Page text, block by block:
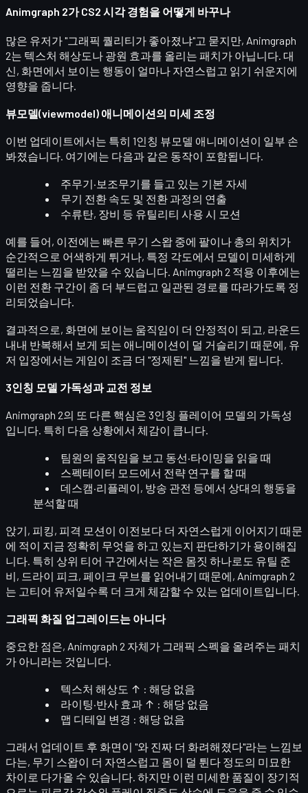
Animgraph 2가 CS2 시각 경험을 어떻게 바꾸나
많은 유저가 "그래픽 퀄리티가 좋아졌냐"고 묻지만, Animgraph
2는 텍스처 해상도나 광원 효과를 올리는 패치가 아닙니다. 대
신, 화면에서 보이는 행동이 얼마나 자연스럽고 읽기 쉬운지에
영향을 줍니다.
뷰모델(viewmodel) 애니메이션의 미세 조정
이번 업데이트에서는 특히 1인칭 뷰모델 애니메이션이 일부 손
봐졌습니다. 여기에는 다음과 같은 동작이 포함됩니다.
주무기·보조무기를 들고 있는 기본 자세
무기 전환 속도 및 전환 과정의 연출
수류탄, 장비 등 유틸리티 사용 시 모션
예를 들어, 이전에는 빠른 무기 스왑 중에 팔이나 총의 위치가
순간적으로 어색하게 튀거나, 특정 각도에서 모델이 미세하게
떨리는 느낌을 받았을 수 있습니다. Animgraph 2 적용 이후에는
이런 전환 구간이 좀 더 부드럽고 일관된 경로를 따라가도록 정
리되었습니다.
결과적으로, 화면에 보이는 움직임이 더 안정적이 되고, 라운드
내내 반복해서 보게 되는 애니메이션이 덜 거슬리기 때문에, 유
저 입장에서는 게임이 조금 더 "정제된" 느낌을 받게 됩니다.
3인칭 모델 가독성과 교전 정보
Animgraph 2의 또 다른 핵심은 3인칭 플레이어 모델의 가독성
입니다. 특히 다음 상황에서 체감이 큽니다.
팀원의 움직임을 보고 동선·타이밍을 읽을 때
스펙테이터 모드에서 전략 연구를 할 때
데스캠·리플레이, 방송 관전 등에서 상대의 행동을
분석할 때
앉기, 피킹, 피격 모션이 이전보다 더 자연스럽게 이어지기 때문
에 적이 지금 정확히 무엇을 하고 있는지 판단하기가 용이해집
니다. 특히 상위 티어 구간에서는 작은 몸짓 하나로도 유틸 준
비, 드라이 피크, 페이크 무브 를 읽어내기 때문에, Animgraph 2
는 고티어 유저일수록 더 크게 체감할 수 있는 업데이트입니다.
그래픽 화질 업그레이드는 아니다
중요한 점은, Animgraph 2 자체가 그래픽 스펙을 올려주는 패치
가 아니라는 것입니다.
텍스처 해상도 ↑ : 해당 없음
라이팅·반사 효과 ↑ : 해당 없음
맵 디테일 변경 : 해당 없음
그래서 업데이트 후 화면이 "와 진짜 더 화려해졌다"라는 느낌보
다는, 무기 스왑이 더 자연스럽고 몸이 덜 튄다 정도의 미묘한
차이로 다가올 수 있습니다. 하지만 이런 미세한 품질이 장기적